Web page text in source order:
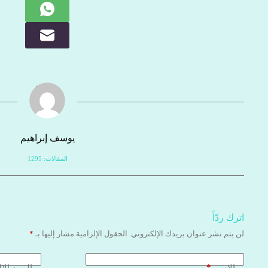
يوسف إبراهيم
المقالات: 1295
اترك ردّاً
لن يتم نشر عنوان بريدك الإلكتروني. الحقول الإلزامية مشار إليها بـ *